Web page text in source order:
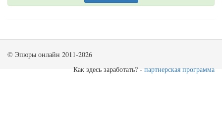
© Эпюры онлайн 2011-2026
Как здесь заработать? - партнерская программа